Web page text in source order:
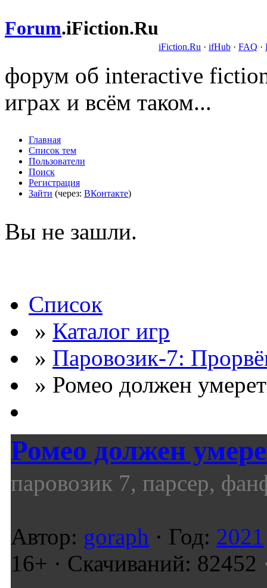
Forum.iFiction.Ru
iFiction.Ru · ifHub · FAQ ·
форум об interactive
играх и всём таком...
Главная
Список тем
Пользователи
Поиск
Регистрация
Зайти (через: ВКонтакте)
Вы не зашли.
Список
» Каталог игр
» Паровозик-7:
» Ромео должен
Ромео должен
паровозик 7, парсер,
Автор: goraph · Год: 2021
16+ · Скачиваний: 82452